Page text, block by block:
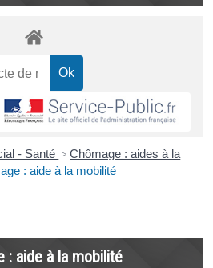
- Santé > Chômage : aides à la
: aide à la mobilité
: aide à la mobilité